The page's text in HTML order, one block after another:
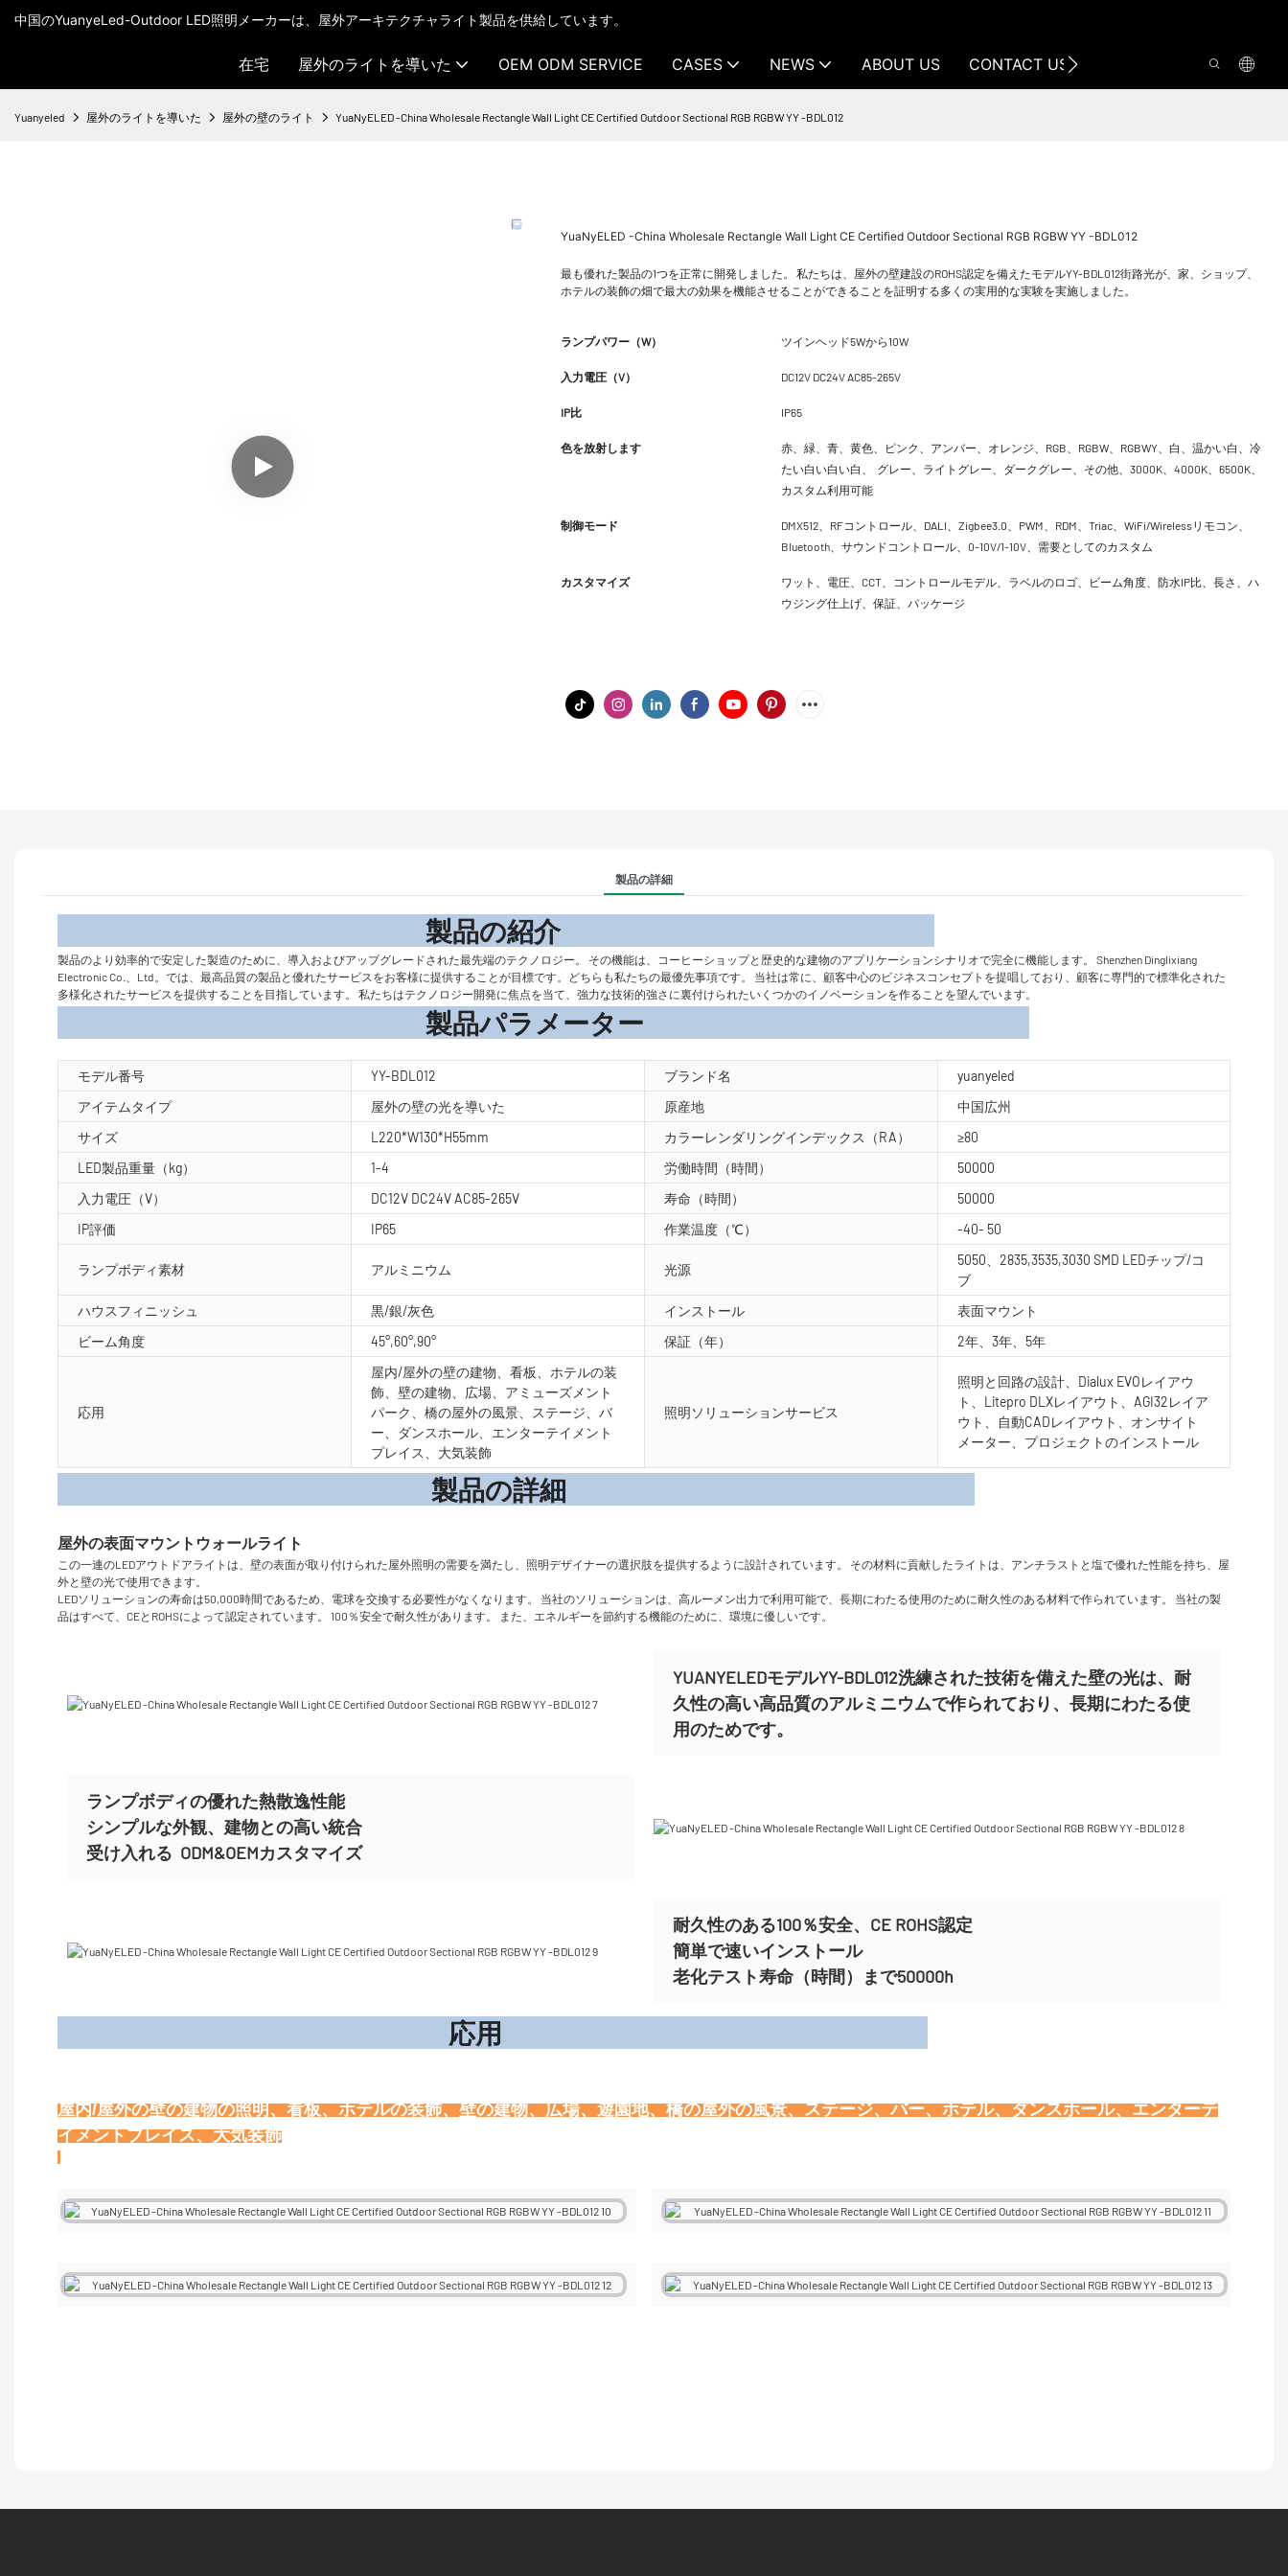
中国のYuanyeLed-Outdoor LED照明メーカーは、屋外アーキテクチャライト製品を供給しています。
在宅 屋外のライトを導いた OEM ODM SERVICE CASES NEWS ABOUT US CONTACT US
Yuanyeled 屋外のライトを導いた 屋外の壁のライト YuaNyELED -China Wholesale Rectangle Wall Light CE Certified Outdoor Sectional RGB RGBW YY -BDL012
YuaNyELED -China Wholesale Rectangle Wall Light CE Certified Outdoor Sectional RGB RGBW YY -BDL012
最も優れた製品の1つを正常に開発しました。 私たちは、屋外の壁建設のROHS認定を備えたモデルYY-BDL012街路光が、家、ショップ、
ホテルの装飾の畑で最大の効果を機能させることができることを証明する多くの実用的な実験を実施しました。
ランプパワー（W） ツインヘッド5Wから10W
入力電圧（V） DC12V DC24V AC85-265V
IP比 IP65
色を放射します
赤、緑、青、黄色、ピンク、アンバー、オレンジ、RGB、RGBW、RGBWY、白、温かい白、冷
たい白い白い白、 グレー、ライトグレー、ダークグレー、その他、3000K、4000K、6500K、
カスタム利用可能
制御モード
DMX512、RFコントロール、DALI、Zigbee3.0、PWM、RDM、Triac、WiFi/Wirelessリモコン、
Bluetooth、サウンドコントロール、0-10V/1-10V、需要としてのカスタム
カスタマイズ
ワット、電圧、CCT、コントロールモデル、ラベルのロゴ、ビーム角度、防水IP比、長さ、ハ
ウジング仕上げ、保証、パッケージ
製品の詳細
製品の紹介
製品のより効率的で安定した製造のために、導入およびアップグレードされた最先端のテクノロジー。 その機能は、コーヒーショップと歴史的な建物のアプリケーションシナリオで完全に機能します。 Shenzhen Dinglixiang
Electronic Co.、Ltd。では、最高品質の製品と優れたサービスをお客様に提供することが目標です。どちらも私たちの最優先事項です。 当社は常に、顧客中心のビジネスコンセプトを提唱しており、顧客に専門的で標準化された
多様化されたサービスを提供することを目指しています。 私たちはテクノロジー開発に焦点を当て、強力な技術的強さに裏付けられたいくつかのイノベーションを作ることを望んでいます。
製品パラメーター
モデル番号 YY-BDL012 ブランド名
yuanyeled
アイテムタイプ
屋外の壁の光を導いた 原産地
中国広州
サイズ
L220*W130*H55mm カラーレンダリングインデックス（RA）
≥80
LED製品重量（kg）
1-4 労働時間（時間）
50000
入力電圧（V）
DC12V DC24V AC85-265V 寿命（時間）
50000
IP評価
IP65 作業温度（℃） -40- 50
ランプボディ素材 アルミニウム 光源
5050、2835,3535,3030 SMD LEDチップ/コ
ブ
ハウスフィニッシュ
黒/銀/灰色 インストール
表面マウント
ビーム角度
45°,60°,90° 保証（年） 2年、3年、5年
応用
屋内/屋外の壁の建物、看板、ホテルの装
飾、壁の建物、広場、アミューズメント
パーク、橋の屋外の風景、ステージ、バ
ー、ダンスホール、エンターテイメント
プレイス、大気装飾
照明ソリューションサービス
照明と回路の設計、Dialux EVOレイアウ
ト、Litepro DLXレイアウト、AGI32レイア
ウト、自動CADレイアウト、オンサイト
メーター、プロジェクトのインストール
製品の詳細
この一連のLEDアウトドアライトは、壁の表面が取り付けられた屋外照明の需要を満たし、照明デザイナーの選択肢を提供するように設計されています。 その材料に貢献したライトは、アンチラストと塩で優れた性能を持ち、屋
外と壁の光で使用できます。
LEDソリューションの寿命は50,000時間であるため、電球を交換する必要性がなくなります。 当社のソリューションは、高ルーメン出力で利用可能で、長期にわたる使用のために耐久性のある材料で作られています。 当社の製
品はすべて、CEとROHSによって認定されています。 100％安全で耐久性があります。 また、エネルギーを節約する機能のために、環境に優しいです。
YUANYELEDモデルYY-BDL012洗練された技術を備えた壁の光は、耐
久性の高い高品質のアルミニウムで作られており、長期にわたる使
用のためです。
ランプボディの優れた熱散逸性能
シンプルな外観、建物との高い統合
受け入れる ODM&OEMカスタマイズ
耐久性のある100％安全、CE ROHS認定
簡単で速いインストール
老化テスト寿命（時間）まで50000h
応用
屋内/屋外の壁の建物の照明、看板、ホテルの装飾、壁の建物、広場、遊園地、橋の屋外の風景、ステージ、バー、ホテル、ダンスホール、エンターテ